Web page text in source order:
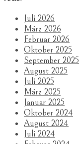
Juli 2026
März 2026
Februar 2026
Oktober 2025
September 2025
August 2025
Juli 2025
März 2025
Januar 2025
Oktober 2024
August 2024
Juli 2024